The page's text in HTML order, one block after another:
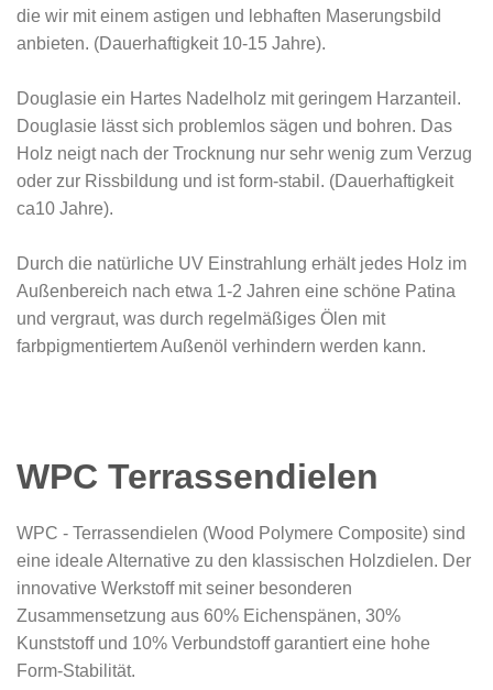
die wir mit einem astigen und lebhaften Maserungsbild
anbieten. (Dauerhaftigkeit 10-15 Jahre).
Douglasie ein Hartes Nadelholz mit geringem Harzanteil.
Douglasie lässt sich problemlos sägen und bohren. Das
Holz neigt nach der Trocknung nur sehr wenig zum Verzug
oder zur Rissbildung und ist form-stabil. (Dauerhaftigkeit
ca10 Jahre).
Durch die natürliche UV Einstrahlung erhält jedes Holz im
Außenbereich nach etwa 1-2 Jahren eine schöne Patina
und vergraut, was durch regelmäßiges Ölen mit
farbpigmentiertem Außenöl verhindern werden kann.
WPC Terrassendielen
WPC - Terrassendielen (Wood Polymere Composite) sind
eine ideale Alternative zu den klassischen Holzdielen. Der
innovative Werkstoff mit seiner besonderen
Zusammensetzung aus 60% Eichenspänen, 30%
Kunststoff und 10% Verbundstoff garantiert eine hohe
Form-Stabilität.